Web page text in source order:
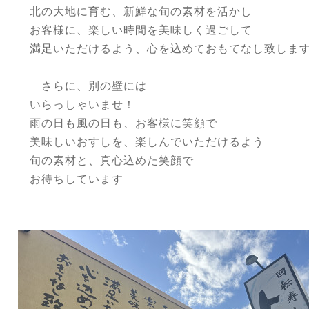
北の大地に育む、新鮮な旬の素材を活かし
お客様に、楽しい時間を美味しく過ごして
満足いただけるよう、心を込めておもてなし致しま
さらに、別の壁には
いらっしゃいませ！
雨の日も風の日も、お客様に笑顔で
美味しいおすしを、楽しんでいただけるよう
旬の素材と、真心込めた笑顔で
お待ちしています